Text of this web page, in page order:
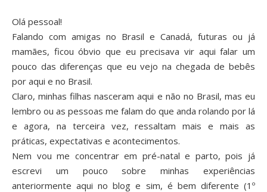
Olá pessoal!
Falando com amigas no Brasil e Canadá, futuras ou já
mamães, ficou óbvio que eu precisava vir aqui falar um
pouco das diferenças que eu vejo na chegada de bebês
por aqui e no Brasil.
Claro, minhas filhas nasceram aqui e não no Brasil, mas eu
lembro ou as pessoas me falam do que anda rolando por lá
e agora, na terceira vez, ressaltam mais e mais as
práticas, expectativas e acontecimentos.
Nem vou me concentrar em pré-natal e parto, pois já
escrevi um pouco sobre minhas experiências
anteriormente aqui no blog e sim, é bem diferente (1º